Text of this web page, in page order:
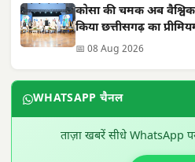
कोसा की चमक अब
किया छत्तीसगढ़ का
📅 08 Aug 2026
WHATSAPP चैनल
ताज़ा खबरें सीधे WhatsApp